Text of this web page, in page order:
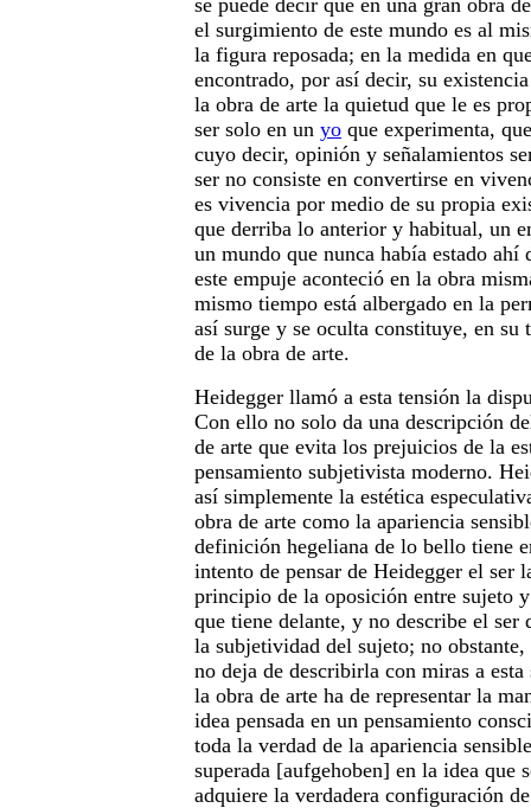
se puede decir que en una gran obra
el surgimiento de este mundo es al
la figura reposada; en la medida en
encontrado, por así decir, su
la obra de arte la quietud que le es
ser solo en un yo que experimenta,
cuyo decir, opinión y señalamientos
ser no consiste en convertirse en
es vivencia por medio de su propia
que derriba lo anterior y habitual, un
un mundo que nunca había estado ahí
este empuje aconteció en la obra
mismo tiempo está albergado en la
así surge y se oculta constituye, en
de la obra de arte.
Heidegger llamó a esta tensión la
Con ello no solo da una descripción
de arte que evita los prejuicios de la
pensamiento subjetivista moderno.
así simplemente la estética
obra de arte como la apariencia
definición hegeliana de lo bello tiene
intento de pensar de Heidegger el ser
principio de la oposición entre sujeto
que tiene delante, y no describe el ser
la subjetividad del sujeto; no
no deja de describirla con miras a
la obra de arte ha de representar la
idea pensada en un pensamiento
toda la verdad de la apariencia
superada [aufgehoben] en la idea que
adquiere la verdadera configuración